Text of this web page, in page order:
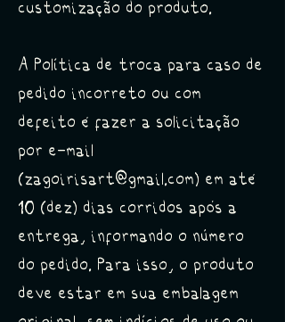
customização do produto.
​A Política de troca para caso de
pedido incorreto ou com
defeito é fazer a solicitação
por e-mail
(zagoirisart@gmail.com) em até
10 (dez) dias corridos após a
entrega, informando o número
do pedido. Para isso, o produto
deve estar em sua embalagem